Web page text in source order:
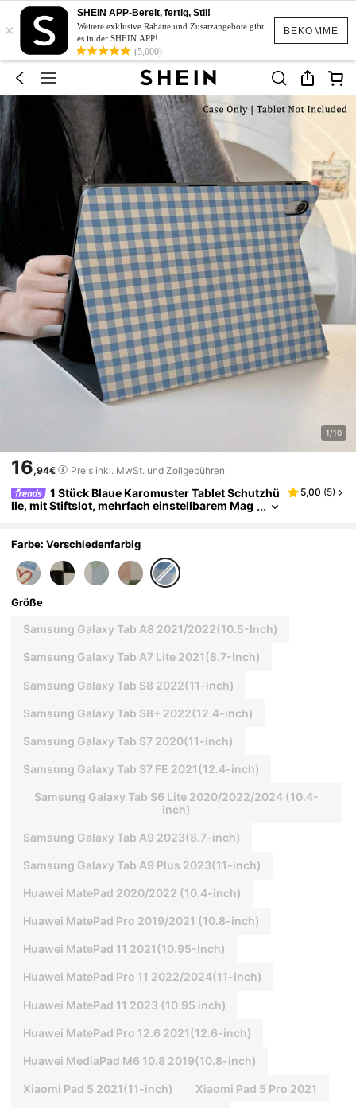
BEKOMME
×
SHEIN APP-Bereit, fertig, Stil!
Weitere exklusive Rabatte und Zusatzangebote gibt
es in der SHEIN APP!
(5,000)
1/10
16,94€ Preis inkl. MwSt. und Zollgebühren
1 Stück Blaue Karomuster Tablet Schutzhü
lle, mit Stiftslot, mehrfach einstellbarem Mag
Pad, kompatibel mit Honor Pad, Xiaoxin Pad
5,00 (5)
Farbe: Verschiedenfarbig
Größe
Samsung Galaxy Tab A8 2021/2022(10.5-Inch)
Samsung Galaxy Tab A7 Lite 2021(8.7-Inch)
Samsung Galaxy Tab S8 2022(11-inch)
Samsung Galaxy Tab S8+ 2022(12.4-inch)
Samsung Galaxy Tab S7 2020(11-inch)
Samsung Galaxy Tab S7 FE 2021(12.4-inch)
Samsung Galaxy Tab S6 Lite 2020/2022/2024 (10.4-
inch)
Samsung Galaxy Tab A9 2023(8.7-inch)
Samsung Galaxy Tab A9 Plus 2023(11-inch)
Huawei MatePad 2020/2022 (10.4-inch)
Huawei MatePad Pro 2019/2021 (10.8-inch)
Huawei MatePad 11 2021(10.95-Inch)
Huawei MatePad Pro 11 2022/2024(11-inch)
Huawei MatePad 11 2023 (10.95 inch)
Huawei MatePad Pro 12.6 2021(12.6-inch)
Huawei MediaPad M6 10.8 2019(10.8-inch)
Xiaomi Pad 5 2021(11-inch) Xiaomi Pad 5 Pro 2021